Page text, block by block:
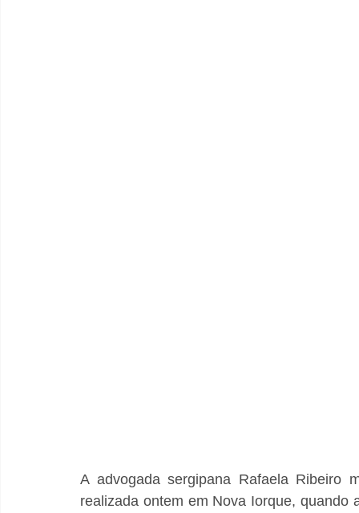
A advogada sergipana Rafaela Ribeiro
realizada ontem em Nova Iorque, quando